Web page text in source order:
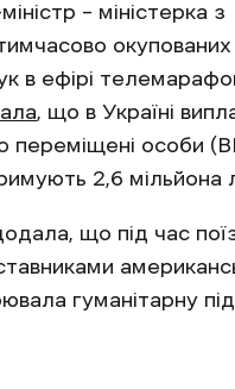
– міністерка з
тимчасово
в ефірі
, що в Україні
переміщені особи
2,6 мільйона
що під час
гуманітарну